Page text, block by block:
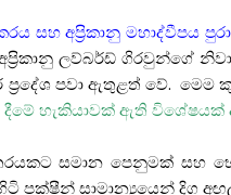
සහ අප්‍රිකානු මහාද්වීපය
ලව්බර්ඩ් ගිරවුන්ගේ
ප්‍රදේශ පවා ඇතුළත් වේ. මෙම
හැකියාවක් ඇති විශේෂයක්
සමාන පෙනුමක් සහ
පක්ෂීන් සාමාන්‍යයෙන් දිග